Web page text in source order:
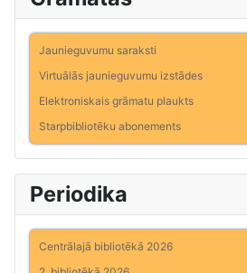
Jaunieguvumu saraksti
Virtuālās jaunieguvumu izstādes
Elektroniskais grāmatu plaukts
Starpbibliotēku abonements
Periodika
Centrālajā bibliotēkā 2026